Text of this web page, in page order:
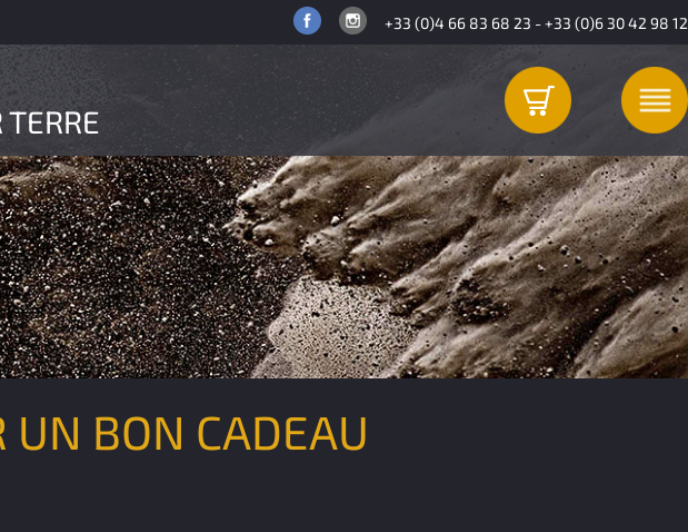
+33 (0)4 66 83 68 23 -+33 (0)6 30 42 98 12
TERRE
UN BON CADEAU